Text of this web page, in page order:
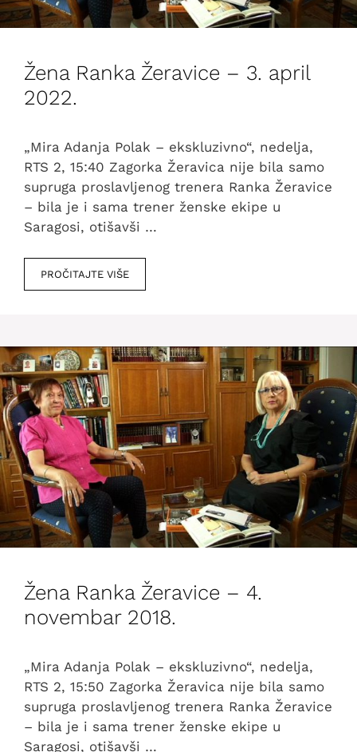
Žena Ranka Žeravice – 3. april
2022.
„Mira Adanja Polak – ekskluzivno“, nedelja,
RTS 2, 15:40 Zagorka Žeravica nije bila samo
supruga proslavljenog trenera Ranka Žeravice
– bila je i sama trener ženske ekipe u
Saragosi, otišavši …
PROČITAJTE VIŠE
Žena Ranka Žeravice – 4.
novembar 2018.
„Mira Adanja Polak – ekskluzivno“, nedelja,
RTS 2, 15:50 Zagorka Žeravica nije bila samo
supruga proslavljenog trenera Ranka Žeravice
– bila je i sama trener ženske ekipe u
Saragosi, otišavši …